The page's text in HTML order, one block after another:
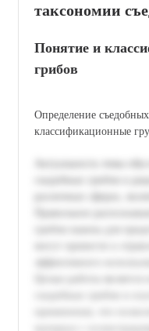
таксономии
Понятие и
грибов
Определение
классификационные